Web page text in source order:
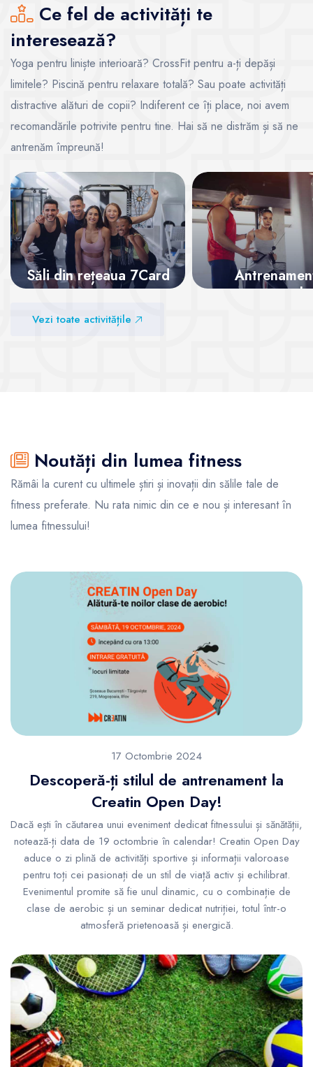
Ce fel de activități te
interesează?
Yoga pentru liniște interioară? CrossFit pentru a-ți depăși
limitele? Piscină pentru relaxare totală? Sau poate activități
distractive alături de copii? Indiferent ce îți place, noi avem
recomandările potrivite pentru tine. Hai să ne distrăm și să ne
antrenăm împreună!
Săli din rețeaua 7Card
Vezi sălile
personale
Vezi toate activitățile
Noutăți din lumea fitness
Rămâi la curent cu ultimele știri și inovații din sălile tale de
fitness preferate. Nu rata nimic din ce e nou și interesant în
lumea fitnessului!
17 Octombrie 2024
Descoperă-ți stilul de antrenament la
Creatin Open Day!
Dacă ești în căutarea unui eveniment dedicat fitnessului și sănătății,
notează-ți data de 19 octombrie în calendar! Creatin Open Day
aduce o zi plină de activități sportive și informații valoroase
pentru toți cei pasionați de un stil de viață activ și echilibrat.
Evenimentul promite să fie unul dinamic, cu o combinație de
clase de aerobic și un seminar dedicat nutriției, totul într-o
atmosferă prietenoasă și energică.